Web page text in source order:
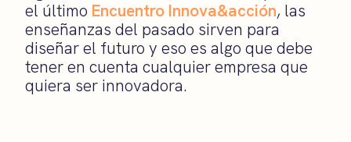
el último Encuentro Innova&acción, las
enseñanzas del pasado sirven para
diseñar el futuro y eso es algo que debe
tener en cuenta cualquier empresa que
quiera ser innovadora.